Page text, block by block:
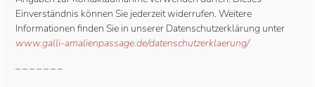
Einverständnis können Sie jederzeit widerrufen. Weitere
Informationen finden Sie in unserer Datenschutzerklärung unter
www.galli-amalienpassage.de/datenschutzerklaerung/
– – – – – – –